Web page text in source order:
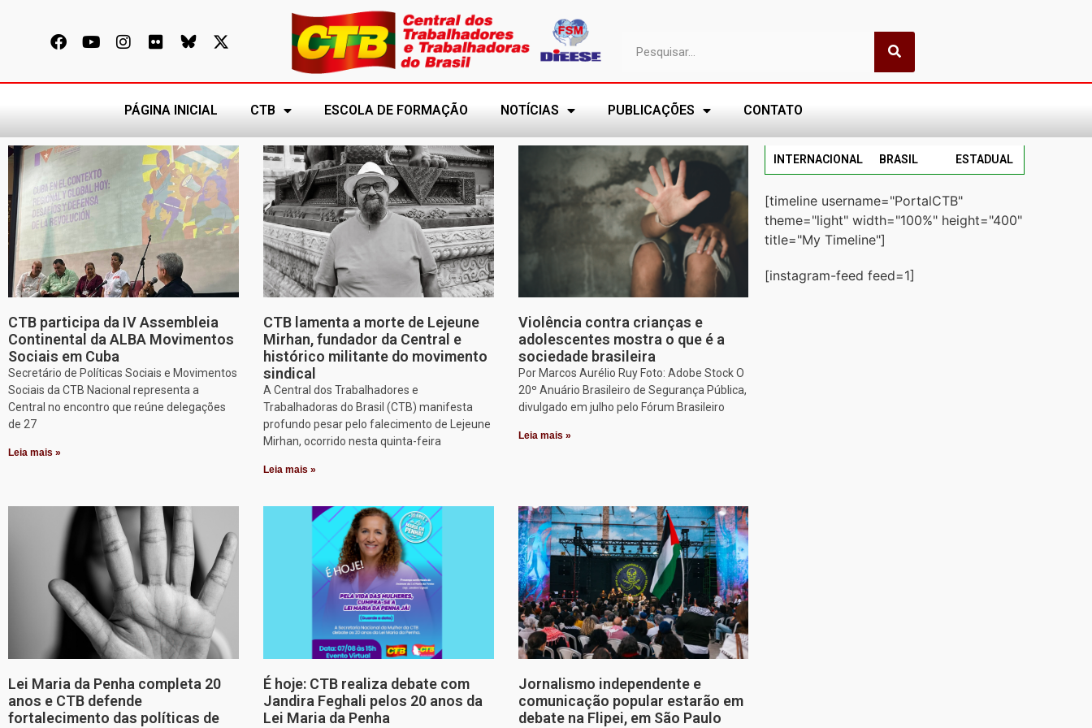
PÁGINA INICIAL CTB ESCOLA DE FORMAÇÃO NOTÍCIAS PUBLICAÇÕES CONTATO
CTB participa da IV Assembleia
Continental da ALBA Movimentos
Sociais em Cuba
Secretário de Políticas Sociais e Movimentos
Sociais da CTB Nacional representa a
Central no encontro que reúne delegações
de 27
Leia mais »
CTB lamenta a morte de Lejeune
Mirhan, fundador da Central e
histórico militante do movimento
sindical
A Central dos Trabalhadores e
Trabalhadoras do Brasil (CTB) manifesta
profundo pesar pelo falecimento de Lejeune
Mirhan, ocorrido nesta quinta-feira
Leia mais »
Violência contra crianças e
adolescentes mostra o que é a
sociedade brasileira
Por Marcos Aurélio Ruy Foto: Adobe Stock O
20º Anuário Brasileiro de Segurança Pública,
divulgado em julho pelo Fórum Brasileiro
Leia mais »
Lei Maria da Penha completa 20
anos e CTB defende
fortalecimento das políticas de
É hoje: CTB realiza debate com
Jandira Feghali pelos 20 anos da
Lei Maria da Penha
Jornalismo independente e
comunicação popular estarão em
debate na Flipei, em São Paulo
INTERNACIONAL BRASIL ESTADUAL
[timeline username="PortalCTB"
theme="light" width="100%" height="400"
title="My Timeline"]
[instagram-feed feed=1]